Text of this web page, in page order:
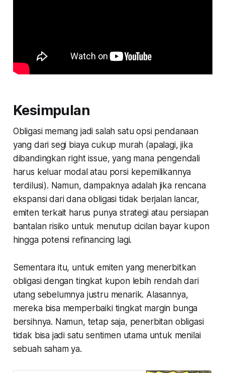
Kesimpulan
Obligasi memang jadi salah satu opsi pendanaan
yang dari segi biaya cukup murah (apalagi, jika
dibandingkan right issue, yang mana pengendali
harus keluar modal atau porsi kepemilikannya
terdilusi). Namun, dampaknya adalah jika rencana
ekspansi dari dana obligasi tidak berjalan lancar,
emiten terkait harus punya strategi atau persiapan
bantalan risiko untuk menutup cicilan bayar kupon
hingga potensi refinancing lagi.
Sementara itu, untuk emiten yang menerbitkan
obligasi dengan tingkat kupon lebih rendah dari
utang sebelumnya justru menarik. Alasannya,
mereka bisa memperbaiki tingkat margin bunga
bersihnya. Namun, tetap saja, penerbitan obligasi
tidak bisa jadi satu sentimen utama untuk menilai
sebuah saham ya.